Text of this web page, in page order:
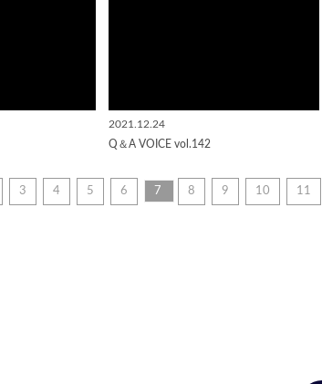
2021.12.24
Q＆A VOICE vol.142
3 4 5 6 7 8 9 10 11